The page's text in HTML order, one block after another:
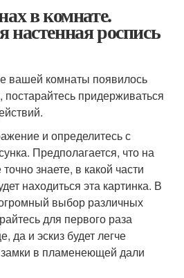
в комнате.
настенная роспись
вашей комнаты появилось
придерживаться
и определитесь с
Предполагается, что на
знаете, в какой части
находиться эта картинка. В
выбор различных
для первого раза
да и эскиз будет легче
в пламенеющей дали